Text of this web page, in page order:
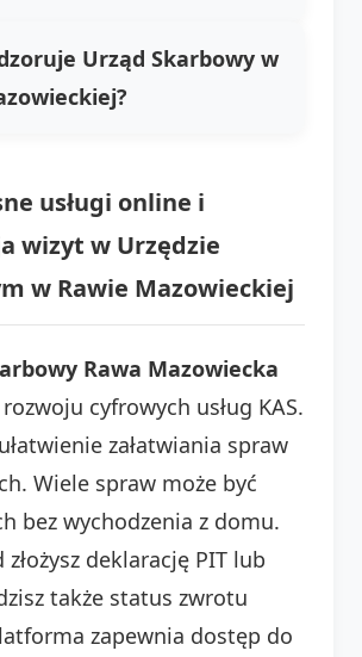
Urząd Skarbowy w
usługi online i
wizyt w Urzędzie
w Rawie Mazowieckiej
Rawa Mazowiecka
cyfrowych usług KAS.
załatwiania spraw
Wiele spraw może być
bez wychodzenia z domu.
złożysz deklarację PIT lub
także status zwrotu
zapewnia dostęp do